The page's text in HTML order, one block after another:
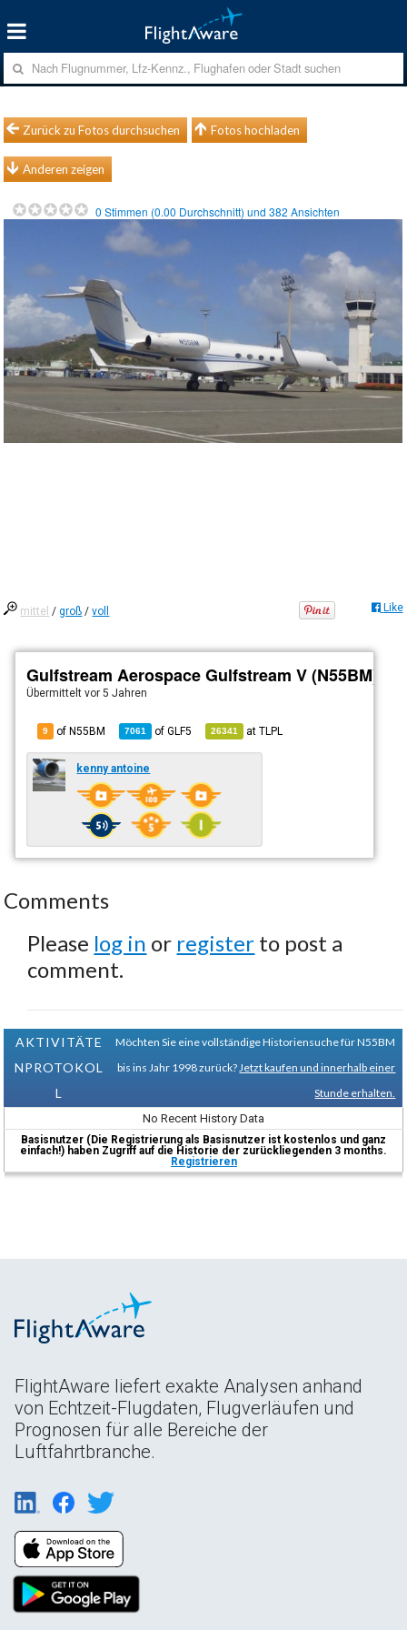
Zurück zu Fotos durchsuchen Fotos hochladen
Anderen zeigen
0 Stimmen (0.00 Durchschnitt) und382 Ansichten
mittel /groß /voll Like
Gulfstream Aerospace Gulfstream V (N55BM)
Übermitteltvor 5 Jahren
9 of N55BM 7061 ofGLF5 26341 atTLPL
kenny antoine
Comments
Please log in or register to post a
comment.
AKTIVITÄTE
NPROTOKOL
L
Möchten Sie eine vollständige Historiensuche für N55BM
bis ins Jahr 1998 zurück? Jetzt kaufen und innerhalb einer
Stunde erhalten.
No Recent History Data
Basisnutzer (Die Registrierung als Basisnutzer ist kostenlos und ganz
einfach!) haben Zugriff auf die Historie der zurückliegenden 3 months.
Registrieren
FlightAware liefert exakte Analysen anhand
von Echtzeit-Flugdaten, Flugverläufen und
Prognosen für alle Bereiche der
Luftfahrtbranche.